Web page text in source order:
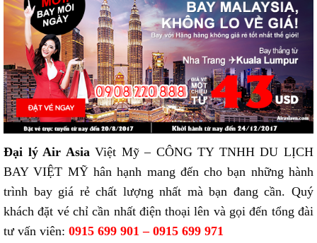
Đại lý Air AsiaViệt Mỹ – CÔNG TY TNHH DU LỊCH
BAY VIỆT MỸ hân hạnh mang đến cho bạn những hành
trình bay giá rẻ chất lượng nhất mà bạn đang cần. Quý
khách đặt vé chỉ cần nhất điện thoại lên và gọi đến tổng đài
tư vấn viên: 0915 699 901 – 0915 699 971